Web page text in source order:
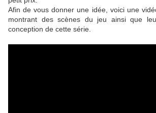
Afin de vous donner une idée, voici une
montrant des scènes du jeu ainsi que
conception de cette série.